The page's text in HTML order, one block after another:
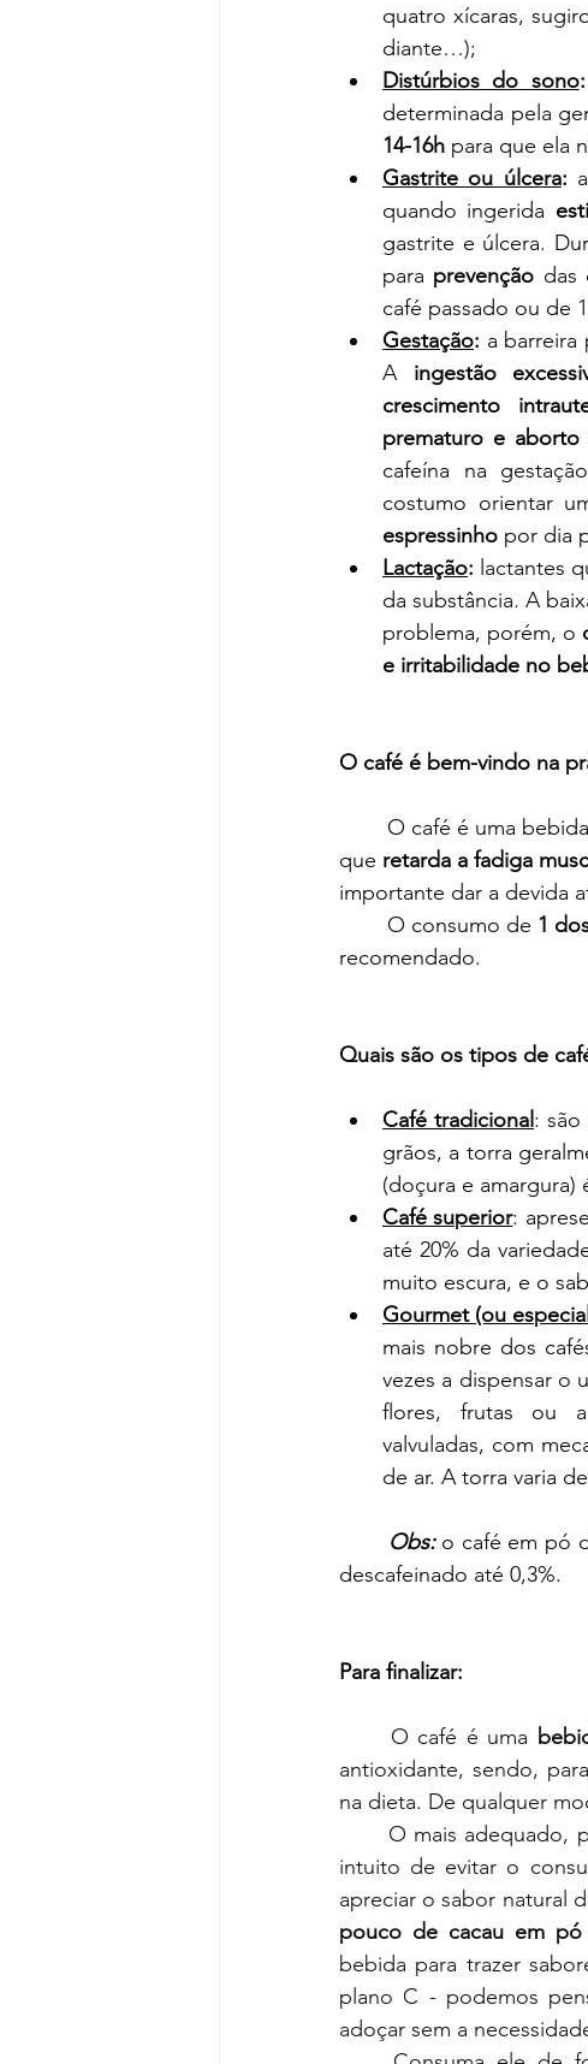
quatro xícaras,
diante…);
Distúrbios do sono:
determinada pela
14-16h para que ela
Gastrite ou úlcera:
quando ingerida
gastrite e úlcera.
para prevenção das
café passado ou de
Gestação: a barreira
A ingestão
crescimento
prematuro e aborto
cafeína na gestação
costumo orientar
espressinho por dia
Lactação: lactantes
da substância. A
problema, porém, o
e irritabilidade no
O café é bem-vindo na
que retarda a fadiga
importante dar a devida
	O consumo de
1
recomendado.
Quais são os tipos de
Café tradicional :
grãos, a torra
(doçura e amargura)
Café superior:
até 20% da
muito escura, e o
Gourmet (ou
mais nobre dos
vezes a dispensar o
flores, frutas ou
valvuladas, com
de ar. A torra varia
Obs: o café em pó
descafeinado até 0,3%.
Para finalizar:
	O café é uma
antioxidante, sendo,
na dieta. De qualquer
O mais adequado,
intuito de evitar o
apreciar o sabor natural
pouco de cacau em pó
bebida para trazer
plano C - podemos
adoçar sem a